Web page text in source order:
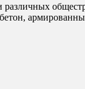
различных